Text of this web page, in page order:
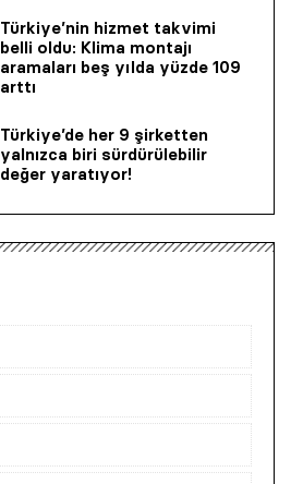
Türkiye’nin hizmet takvimi
belli oldu: Klima montajı
aramaları beş yılda yüzde 109
arttı
Türkiye’de her 9 şirketten
yalnızca biri sürdürülebilir
değer yaratıyor!